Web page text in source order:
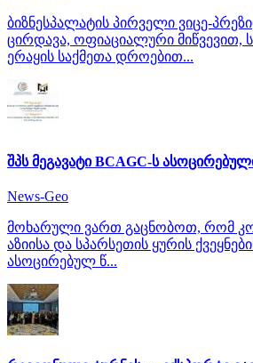
ბიზნესპალატის პირველი ვიცე-
ცირდავა, ოფიაციალური მიწვევით,
ერაყის საქმეთა დროებით...
შპს მეგავატი BCAGC-ს
News-Geo
მოხარული ვართ გაცნობოთ, რომ
აზიისა და სპარსეთის ყურის
ასოცირებულ წ...